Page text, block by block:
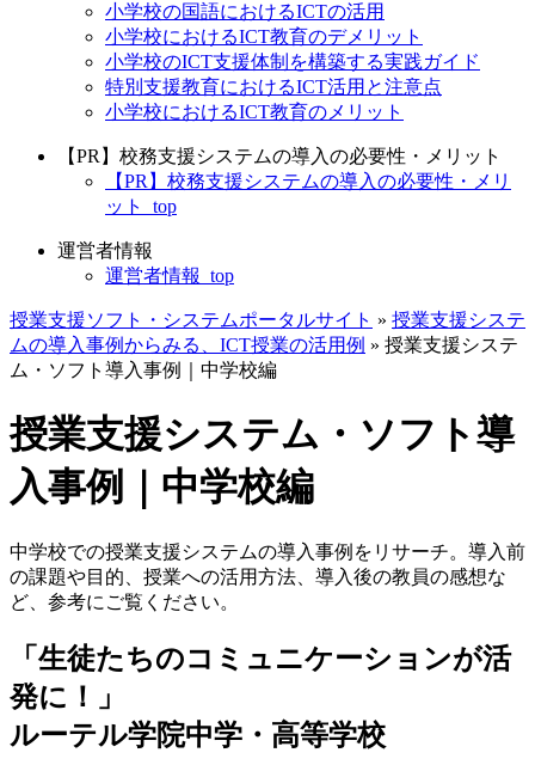
小学校の国語におけるICTの活用
小学校におけるICT教育のデメリット
小学校のICT支援体制を構築する実践ガイド
特別支援教育におけるICT活用と注意点
小学校におけるICT教育のメリット
【PR】校務支援システムの導入の必要性・メリット
【PR】校務支援システムの導入の必要性・メリ
ット_top
運営者情報
運営者情報_top
授業支援ソフト・システムポータルサイト » 授業支援システ
ムの導入事例からみる、ICT授業の活用例 » 授業支援システ
ム・ソフト導入事例｜中学校編
授業支援システム・ソフト導
入事例｜中学校編
中学校での授業支援システムの導入事例をリサーチ。導入前
の課題や目的、授業への活用方法、導入後の教員の感想な
ど、参考にご覧ください。
「生徒たちのコミュニケーションが活
発に！」
ルーテル学院中学・高等学校